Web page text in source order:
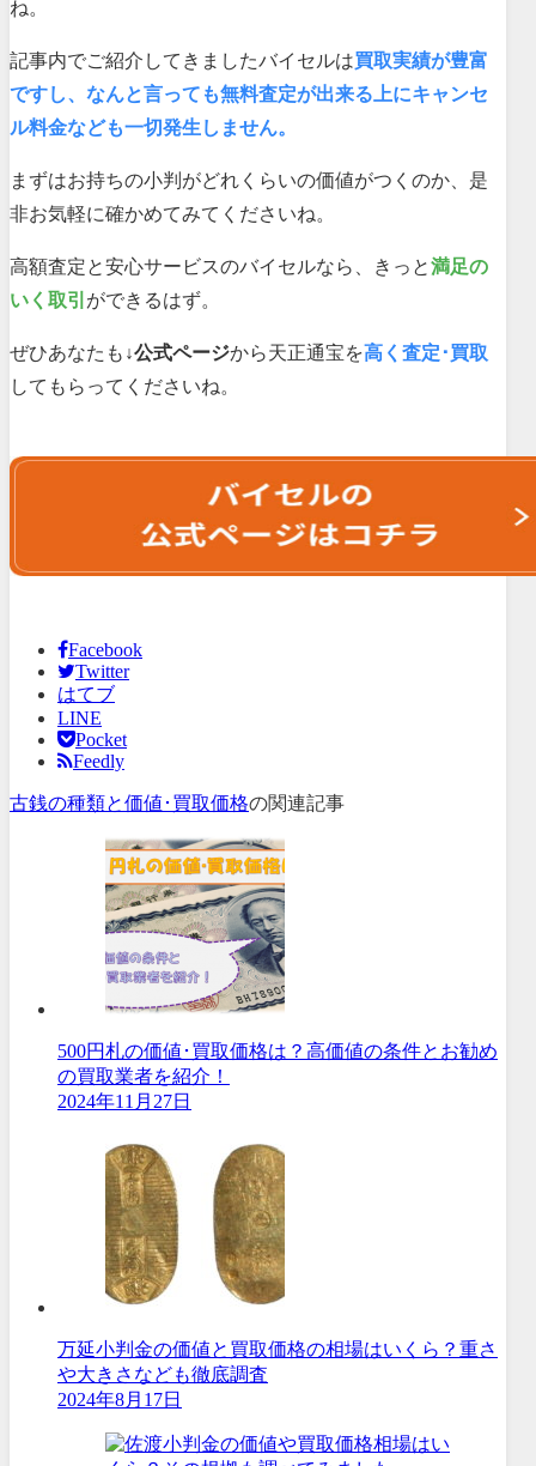
ね。
記事内でご紹介してきましたバイセルは買取実績が豊富
ですし、なんと言っても無料査定が出来る上にキャンセ
ル料金なども一切発生しません。
まずはお持ちの小判がどれくらいの価値がつくのか、是
非お気軽に確かめてみてくださいね。
高額査定と安心サービスのバイセルなら、きっと満足の
いく取引 ができるはず。
ぜひあなたも ↓公式ページから天正通宝を高く査定･買取
してもらってくださいね。
Facebook
Twitter
はてブ
LINE
Pocket
Feedly
古銭の種類と価値･買取価格の関連記事
500円札の価値･買取価格は？高価値の条件とお勧め
の買取業者を紹介！
2024年11月27日
万延小判金の価値と買取価格の相場はいくら？重さ
や大きさなども徹底調査
2024年8月17日